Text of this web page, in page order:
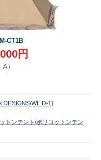
CT1B
円
）
DESIGNS/WILD-1)
トンテント/ポリコットンテン